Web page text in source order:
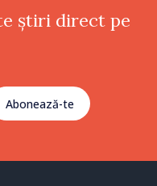
știri direct pe
Abonează-te